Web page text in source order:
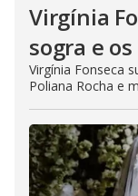
Virgínia
sogra e
Virgínia Fonseca
Poliana Rocha e